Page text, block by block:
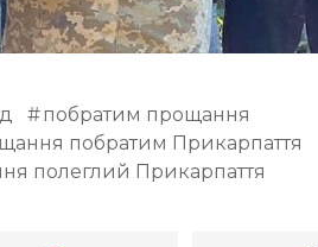
побратим прощання
побратим Прикарпаття
полеглий Прикарпаття